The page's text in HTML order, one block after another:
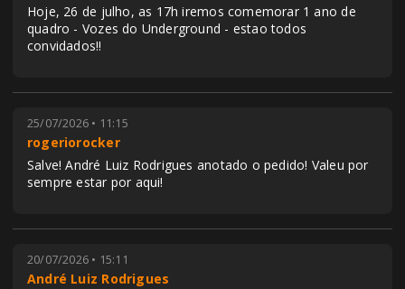
Hoje, 26 de julho, as 17h iremos comemorar 1 ano de
quadro - Vozes do Underground - estao todos
convidados!!
rogeriorocker
25/07/2026 • 11:15
Salve! André Luiz Rodrigues anotado o pedido! Valeu por
sempre estar por aqui!
André Luiz Rodrigues
20/07/2026 • 15:11